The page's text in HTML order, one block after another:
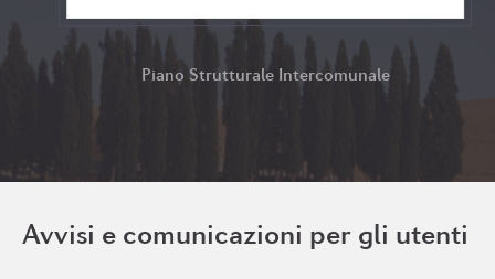
Piano Strutturale Intercomunale
Avvisi e comunicazioni per gli utenti